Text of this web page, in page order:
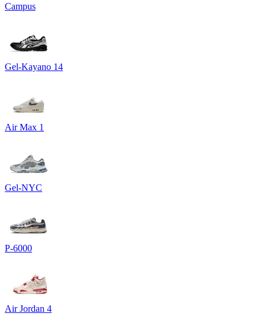
Campus
Gel-Kayano 14
Air Max 1
Gel-NYC
P-6000
Air Jordan 4